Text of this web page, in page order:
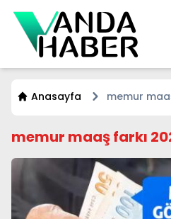
Anasayfa memur
memur maaş farkı